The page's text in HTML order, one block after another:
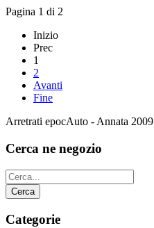
Pagina 1 di 2
Inizio
Prec
1
2
Avanti
Fine
Arretrati epocAuto - Annata 2009
Cerca ne negozio
Categorie